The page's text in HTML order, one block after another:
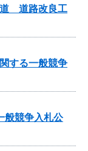
道 道路改良工
する一般競争
般競争入札公